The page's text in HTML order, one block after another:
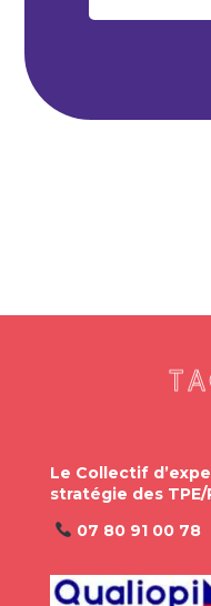
Le Collectif
stratégie des TPE/
07 80 91 00 78